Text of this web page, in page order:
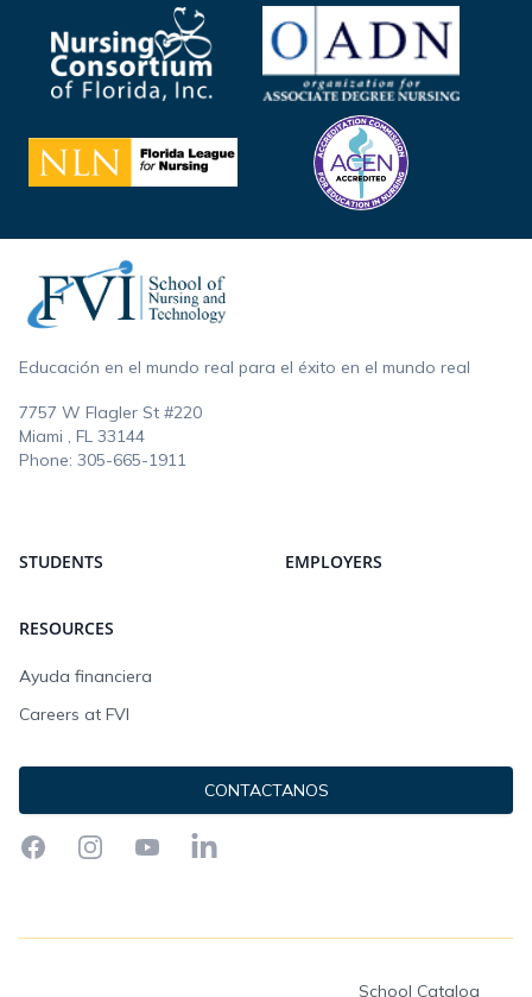
Educación en el mundo real para el éxito en el mundo real
7757 W Flagler St #220
Miami , FL 33144
Phone: 305-665-1911
STUDENTS EMPLOYERS
RESOURCES
Ayuda financiera
Careers at FVI
CONTACTANOS
FacebookInstagramYouTubeLinkedIn
School Catalog